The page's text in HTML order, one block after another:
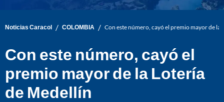
Noticias Caracol / COLOMBIA / Con este número, cayó el premio mayor de la
Con este número, cayó el
premio mayor de la Lotería
de Medellín